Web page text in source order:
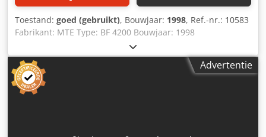
Toestand: goed (gebruikt), Bouwjaar: 1998, Ref.-nr.: 10583
Fabrikant: MTE Type: BF 4200 Bouwjaar: 1998
Besturingssoort: CNC-besturing Besturing: Heidenhain
TNC 426 Opslaglocatie: Halberstadt Land van herkomst:
Duitsland X-as verplaatsing: 4000 mm Y-as verplaatsing:
1200 mm Z-as verplaatsing: 1500 mm Toerental: 2.500
omw/min Snelgang X/Y/Z: 400 m/min Opspangrootte tafel
Advertentie